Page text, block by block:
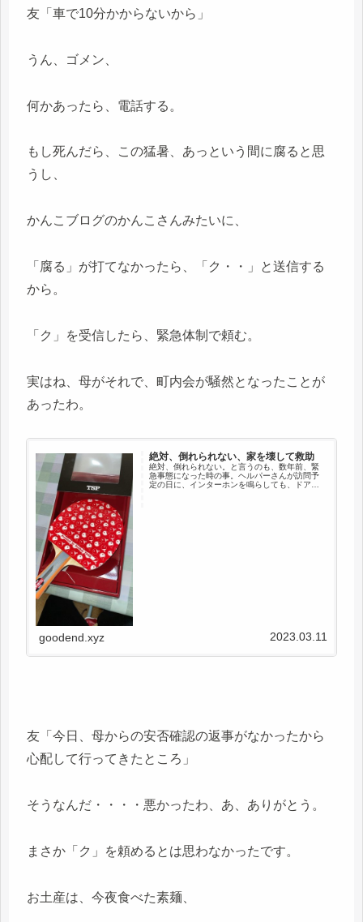
友「車で10分かからないから」
うん、ゴメン、
何かあったら、電話する。
もし死んだら、この猛暑、あっという間に腐ると思
うし、
かんこブログのかんこさんみたいに、
「腐る」が打てなかったら、「ク・・」と送信する
から。
「ク」を受信したら、緊急体制で頼む。
実はね、母がそれで、町内会が騒然となったことが
あったわ。
絶対、倒れられない、家を壊して救助
絶対、倒れられない。と言うのも、数年前、緊
急事態になった時の事。ヘルパーさんが訪問予
定の日に、インターホンを鳴らしても、ドアを
goodend.xyz 2023.03.11
友「今日、母からの安否確認の返事がなかったから
心配して行ってきたところ」
そうなんだ・・・・悪かったわ、あ、ありがとう。
まさか「ク」を頼めるとは思わなかったです。
お土産は、今夜食べた素麺、